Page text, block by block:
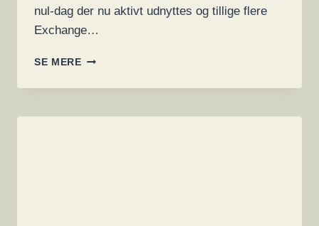
nul-dag der nu aktivt udnyttes og tillige flere
Exchange…
SE MEREMICROSOFT
EXCHANGE
PROTECTION’